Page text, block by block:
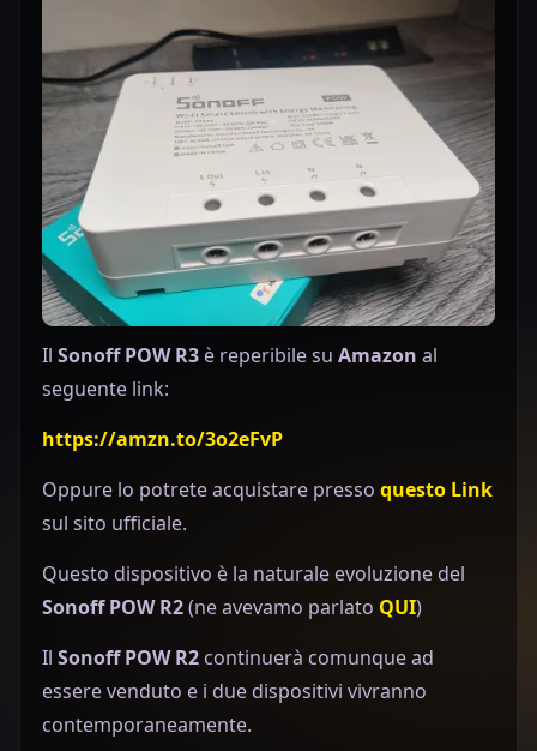
Il Sonoff POW R3 è reperibile su Amazon al
seguente link:
https://amzn.to/3o2eFvP
Oppure lo potrete acquistare presso questo Link
sul sito ufficiale.
Questo dispositivo è la naturale evoluzione del
Sonoff POW R2(ne avevamo parlato QUI)
Il Sonoff POW R2 continuerà comunque ad
essere venduto e i due dispositivi vivranno
contemporaneamente.